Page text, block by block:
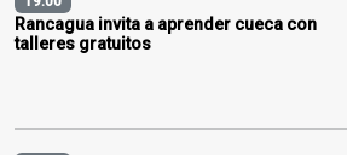
Rancagua invita a aprender cueca con
talleres gratuitos